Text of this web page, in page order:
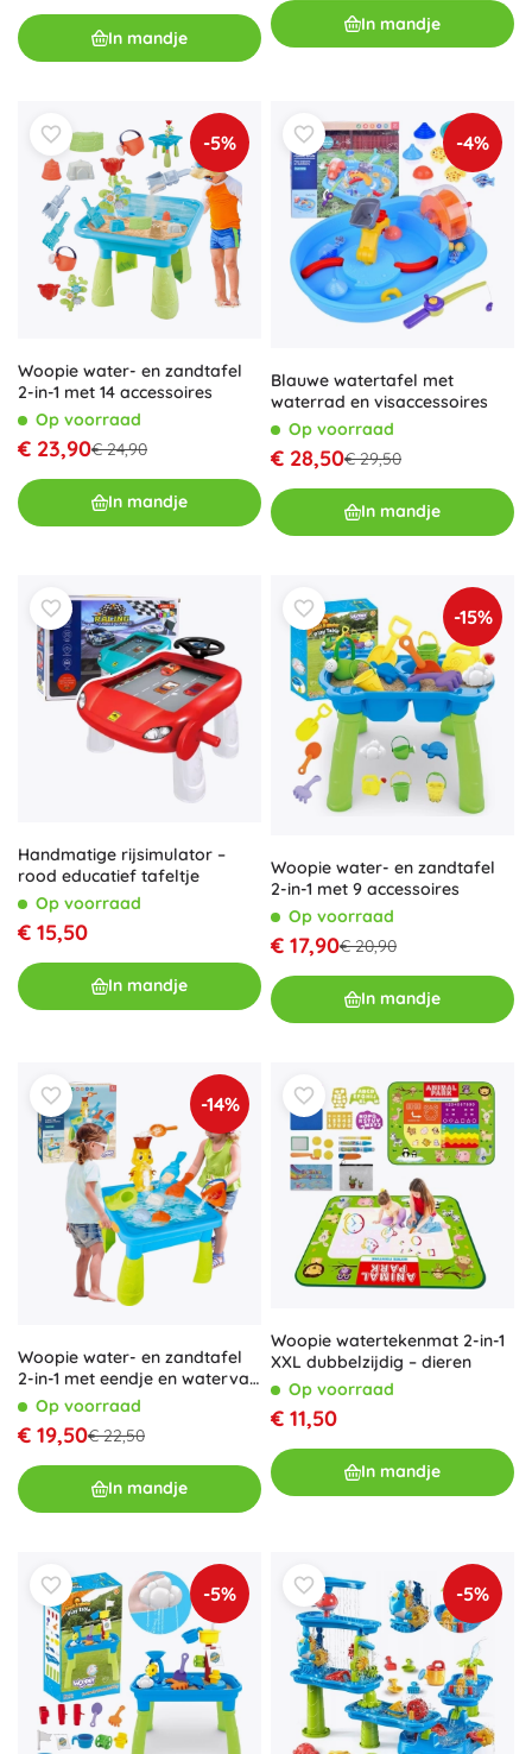
In mandje
In mandje
-5%
Woopie water- en zandtafel
2-in-1 met 14 accessoires
Op voorraad
€ 23,90€ 24,90
In mandje
-4%
Blauwe watertafel met
waterrad en visaccessoires
Op voorraad
€ 28,50€ 29,50
In mandje
Handmatige rijsimulator –
rood educatief tafeltje
Op voorraad
€ 15,50
In mandje
-15%
Woopie water- en zandtafel
2-in-1 met 9 accessoires
Op voorraad
€ 17,90€ 20,90
In mandje
-14%
Woopie water- en zandtafel
2-in-1 met eendje en waterval,
9 accessoires
Op voorraad
€ 19,50€ 22,50
In mandje
Woopie watertekenmat 2-in-1
XXL dubbelzijdig – dieren
Op voorraad
€ 11,50
In mandje
-5% -5%